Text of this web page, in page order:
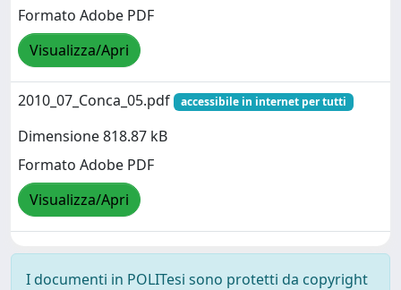
Formato Adobe PDF
Visualizza/Apri
2010_07_Conca_05.pdf accessibile in internet per tutti
Dimensione 818.87 kB
Formato Adobe PDF
Visualizza/Apri
I documenti in POLITesi sono protetti da copyright